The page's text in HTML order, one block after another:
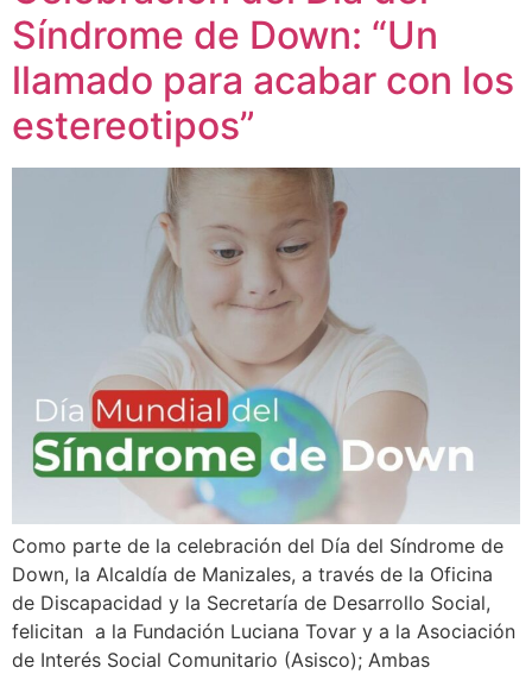
Síndrome de Down: “Un
llamado para acabar con los
estereotipos”
Como parte de la celebración del Día del Síndrome de
Down, la Alcaldía de Manizales, a través de la Oficina
de Discapacidad y la Secretaría de Desarrollo Social,
felicitan a la Fundación Luciana Tovar y a la Asociación
de Interés Social Comunitario (Asisco); Ambas